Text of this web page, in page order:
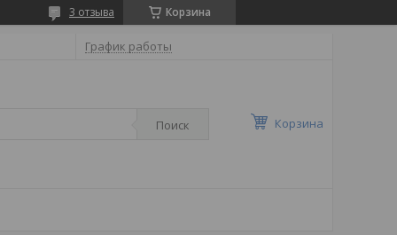
Корзина
3 отзыва
График работы
Поиск Корзина